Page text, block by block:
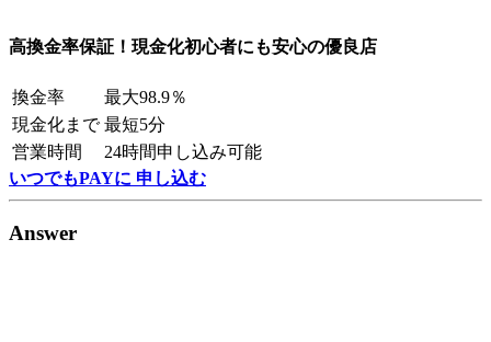
高換金率保証！現金化初心者にも安心の優良店
換金率
最大98.9％
現金化まで 最短5分
営業時間
24時間申し込み可能
いつでもPAYに 申し込む
Answer